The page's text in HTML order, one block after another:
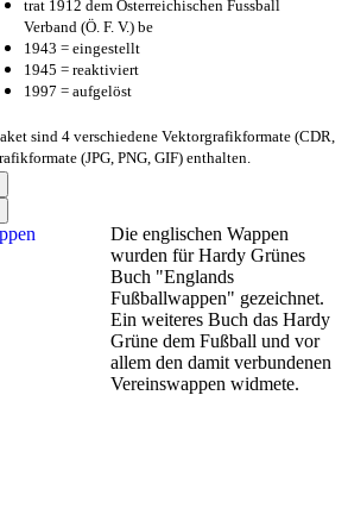
trat 1912 dem Österreichischen Fussball
Verband (Ö. F. V.) be
1943 = eingestellt
1945 = reaktiviert
1997 = aufgelöst
sind 4 verschiedene Vektorgrafikformate (CDR,
(JPG, PNG, GIF) enthalten.
Die englischen Wappen
wurden für Hardy Grünes
Buch "Englands
Fußballwappen" gezeichnet.
Ein weiteres Buch das Hardy
Grüne dem Fußball und vor
allem den damit verbundenen
Vereinswappen widmete.